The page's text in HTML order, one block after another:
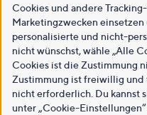
Cookies und andere
Marketingzwecken
personalisierte und nicht-
nicht wünschst, wähle „Alle
Cookies ist die Zustimmung
Zustimmung ist freiwillig
nicht erforderlich. Du kannst
unter „Cookie-